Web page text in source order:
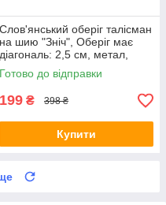
Слов'янський оберіг талісман
на шию "Зніч", Оберіг має
діагональ: 2,5 см, метал,
амулет Зніч
Готово до відправки
199 ₴ 398 ₴
Купити